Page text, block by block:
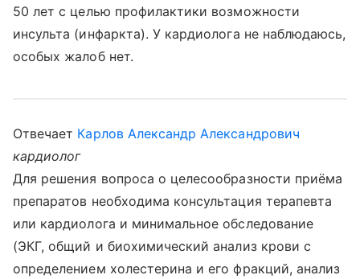
50 лет с целью профилактики возможности
инсульта (инфаркта). У кардиолога не наблюдаюсь,
особых жалоб нет.
Отвечает Карлов Александр Александрович
кардиолог
Для решения вопроса о целесообразности приёма
препаратов необходима консультация терапевта
или кардиолога и минимальное обследование
(ЭКГ, общий и биохимический анализ крови с
определением холестерина и его фракций, анализ